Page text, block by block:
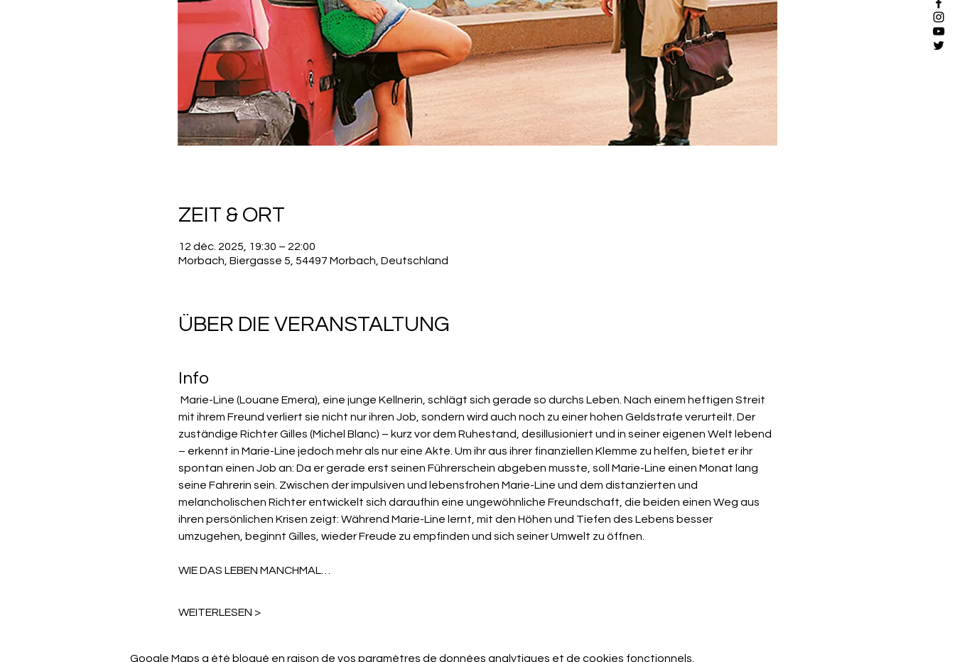
ZEIT & ORT
12 déc. 2025, 19:30 – 22:00
Morbach, Biergasse 5, 54497 Morbach, Deutschland
ÜBER DIE VERANSTALTUNG
Info
mit ihrem Freund verliert sie nicht nur ihren Job, sondern wird auch noch zu einer hohen Geldstrafe verurteilt. Der
zuständige Richter Gilles (Michel Blanc) – kurz vor dem Ruhestand, desillusioniert und in seiner eigenen Welt lebend
– erkennt in Marie-Line jedoch mehr als nur eine Akte. Um ihr aus ihrer finanziellen Klemme zu helfen, bietet er ihr
spontan einen Job an: Da er gerade erst seinen Führerschein abgeben musste, soll Marie-Line einen Monat lang
seine Fahrerin sein. Zwischen der impulsiven und lebensfrohen Marie-Line und dem distanzierten und
melancholischen Richter entwickelt sich daraufhin eine ungewöhnliche Freundschaft, die beiden einen Weg aus
ihren persönlichen Krisen zeigt: Während Marie-Line lernt, mit den Höhen und Tiefen des Lebens besser
umzugehen, beginnt Gilles, wieder Freude zu empfinden und sich seiner Umwelt zu öffnen.
WIE DAS LEBEN MANCHMAL…
WEITERLESEN >
Google Maps a été bloqué en raison de vos paramètres de données analytiques et de cookies fonctionnels.